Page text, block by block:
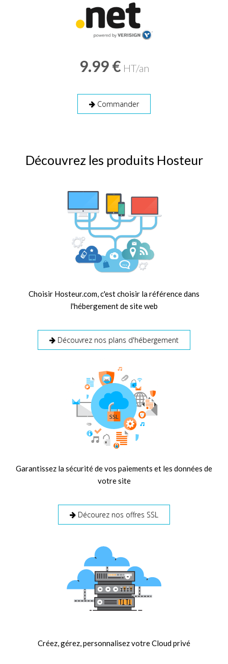
9.99 € HT/an
Commander
Découvrez les produits Hosteur
Choisir Hosteur.com, c'est choisir la référence dans
l'hébergement de site web
Découvrez nos plans d'hébergement
Garantissez la sécurité de vos paiements et les données de
votre site
Décourez nos offres SSL
Créez, gérez, personnalisez votre Cloud privé